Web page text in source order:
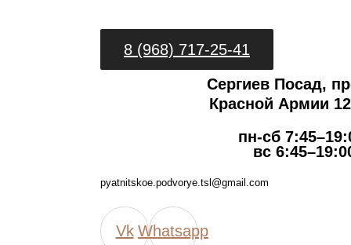
8 (968) 717-25-41
Сергиев Посад,
Красной Армии
пн-сб
вс
pyatnitskoe.podvorye.tsl@gmail.com
Vk Whatsapp